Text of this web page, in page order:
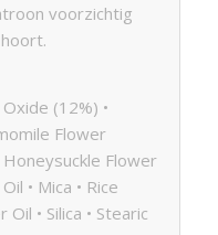
voorzichtig
(12%) •
Flower
Flower
• Mica • Rice
• Silica • Stearic